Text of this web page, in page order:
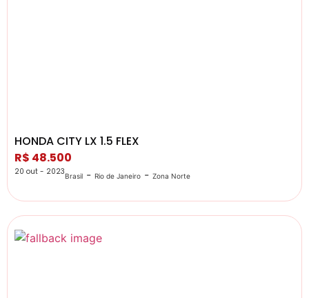
HONDA CITY LX 1.5 FLEX
R$ 48.500
20 out - 2023Brasil - Rio de Janeiro - Zona Norte